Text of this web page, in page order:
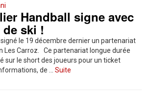
Handball signe avec
ski !
le 19 décembre dernier un partenariat
Les Carroz. Ce partenariat longue durée
sur le short des joueurs pour un ticket
de … Suite